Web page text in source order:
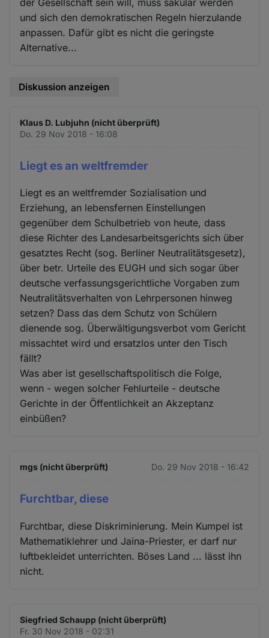
der Gesellschaft sein will, muss säkular werden
und sich den demokratischen Regeln hierzulande
anpassen. Dafür gibt es nicht die geringste
Alternative...
Diskussion anzeigen
Klaus D. Lubjuhn (nicht überprüft)
Do. 29 Nov 2018 - 16:08
Liegt es an weltfremder
Liegt es an weltfremder Sozialisation und
Erziehung, an lebensfernen Einstellungen
gegenüber dem Schulbetrieb von heute, dass
diese Richter des Landesarbeitsgerichts sich über
gesatztes Recht (sog. Berliner Neutralitätsgesetz),
über betr. Urteile des EUGH und sich sogar über
deutsche verfassungsgerichtliche Vorgaben zum
Neutralitätsverhalten von Lehrpersonen hinweg
setzen? Dass das dem Schutz von Schülern
dienende sog. Überwältigungsverbot vom Gericht
missachtet wird und ersatzlos unter den Tisch
fällt?
Was aber ist gesellschaftspolitisch die Folge,
wenn - wegen solcher Fehlurteile - deutsche
Gerichte in der Öffentlichkeit an Akzeptanz
einbüßen?
mgs (nicht überprüft) Do. 29 Nov 2018 - 16:42
Furchtbar, diese
Furchtbar, diese Diskriminierung. Mein Kumpel ist
Mathematiklehrer und Jaina-Priester, er darf nur
luftbekleidet unterrichten. Böses Land ... lässt ihn
nicht.
Siegfried Schaupp (nicht überprüft)
Fr. 30 Nov 2018 - 02:31